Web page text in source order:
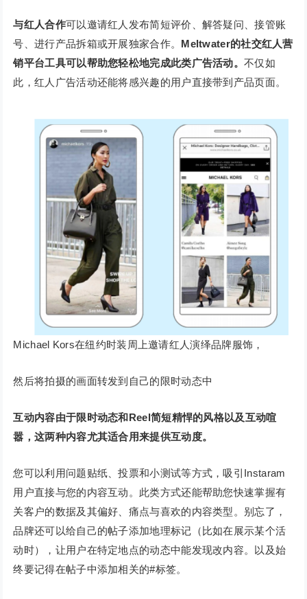
与红人合作可以邀请红人发布简短评价、解答疑问、接管账
号、进行产品拆箱或开展独家合作。 Meltwater的社交红人营
销平台工具可以帮助您轻松地完成此类广告活动。不仅如
此，红人广告活动还能将感兴趣的用户直接带到产品页面。
Michael Kors在纽约时装周上邀请红人演绎品牌服饰，
然后将拍摄的画面转发到自己的限时动态中
互动内容由于限时动态和Reel简短精悍的风格以及互动喧
嚣，这两种内容尤其适合用来提供互动度。
您可以利用问题贴纸、投票和小测试等方式，吸引Instaram
用户直接与您的内容互动。此类方式还能帮助您快速掌握有
关客户的数据及其偏好、痛点与喜欢的内容类型。别忘了，
品牌还可以给自己的帖子添加地理标记（比如在展示某个活
动时），让用户在特定地点的动态中能发现改内容。以及始
终要记得在帖子中添加相关的#标签。